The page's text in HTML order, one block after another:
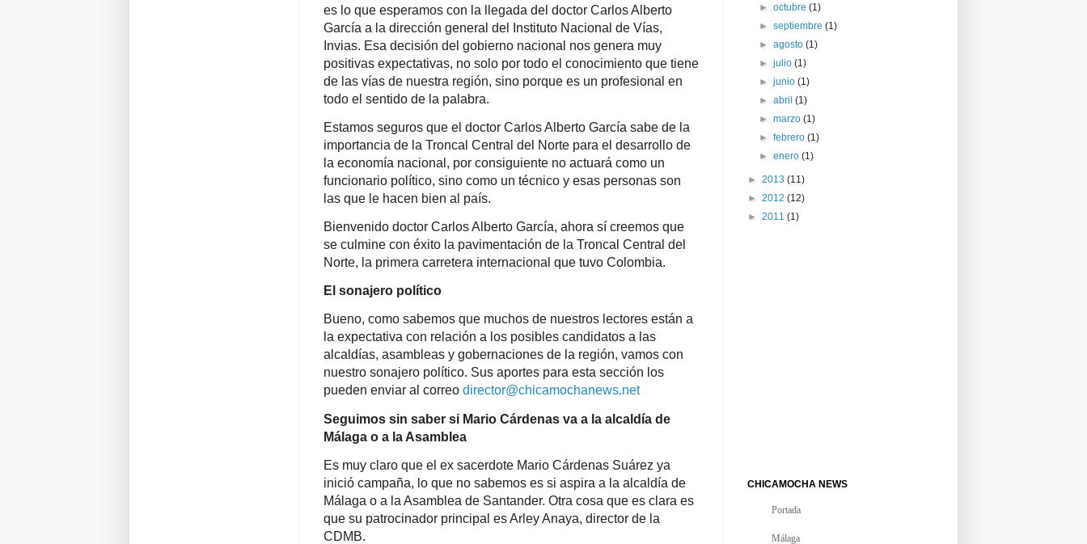
es lo que esperamos con la llegada del doctor Carlos Alberto
García a la dirección general del Instituto Nacional de Vías,
Invias. Esa decisión del gobierno nacional nos genera muy
positivas expectativas, no solo por todo el conocimiento que tiene
de las vías de nuestra región, sino porque es un profesional en
todo el sentido de la palabra.
Estamos seguros que el doctor Carlos Alberto García sabe de la
importancia de la Troncal Central del Norte para el desarrollo de
la economía nacional, por consiguiente no actuará como un
funcionario político, sino como un técnico y esas personas son
las que le hacen bien al país.
Bienvenido doctor Carlos Alberto García, ahora sí creemos que
se culmine con éxito la pavimentación de la Troncal Central del
Norte, la primera carretera internacional que tuvo Colombia.
El sonajero político
Bueno, como sabemos que muchos de nuestros lectores están a
la expectativa con relación a los posibles candidatos a las
alcaldías, asambleas y gobernaciones de la región, vamos con
nuestro sonajero político. Sus aportes para esta sección los
pueden enviar al correo director@chicamochanews.net
Seguimos sin saber si Mario Cárdenas va a la alcaldía de
Málaga o a la Asamblea
Es muy claro que el ex sacerdote Mario Cárdenas Suárez ya
inició campaña, lo que no sabemos es si aspira a la alcaldía de
Málaga o a la Asamblea de Santander. Otra cosa que es clara es
que su patrocinador principal es Arley Anaya, director de la
CDMB.
►octubre(1)
►septiembre(1)
►agosto(1)
►julio(1)
►junio(1)
►abril(1)
►marzo(1)
►febrero(1)
►enero(1)
► 2013 (11)
► 2012 (12)
► 2011 (1)
CHICAMOCHA NEWS
Portada
Málaga